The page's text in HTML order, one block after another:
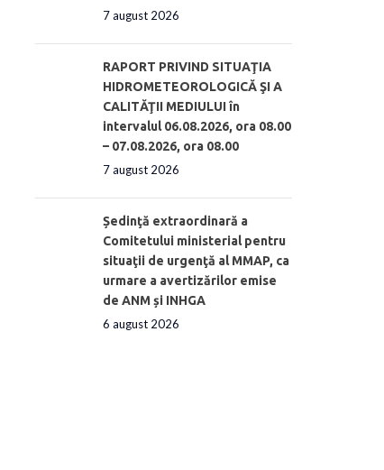
7 august 2026
RAPORT PRIVIND SITUAŢIA
HIDROMETEOROLOGICĂ ŞI A
CALITĂŢII MEDIULUI în
intervalul 06.08.2026, ora 08.00
– 07.08.2026, ora 08.00
7 august 2026
Ședinţă extraordinară a
Comitetului ministerial pentru
situaţii de urgenţă al MMAP, ca
urmare a avertizărilor emise
de ANM și INHGA
6 august 2026